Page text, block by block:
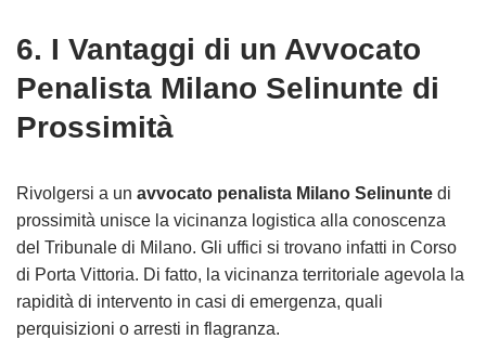
6. I Vantaggi di un Avvocato
Penalista Milano Selinunte di
Prossimità
Rivolgersi a un avvocato penalista Milano Selinunte di
prossimità unisce la vicinanza logistica alla conoscenza
del Tribunale di Milano. Gli uffici si trovano infatti in Corso
di Porta Vittoria. Di fatto, la vicinanza territoriale agevola la
rapidità di intervento in casi di emergenza, quali
perquisizioni o arresti in flagranza.